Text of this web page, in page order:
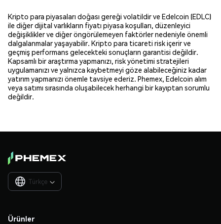
Kripto para piyasaları doğası gereği volatildir ve Edelcoin (EDLC)
ile diğer dijital varlıkların fiyatı piyasa koşulları, düzenleyici
değişiklikler ve diğer öngörülemeyen faktörler nedeniyle önemli
dalgalanmalar yaşayabilir. Kripto para ticareti risk içerir ve
geçmiş performans gelecekteki sonuçların garantisi değildir.
Kapsamlı bir araştırma yapmanızı, risk yönetimi stratejileri
uygulamanızı ve yalnızca kaybetmeyi göze alabileceğiniz kadar
yatırım yapmanızı önemle tavsiye ederiz. Phemex, Edelcoin alım
veya satımı sırasında oluşabilecek herhangi bir kayıptan sorumlu
değildir.
Türkçe 
Ürünler